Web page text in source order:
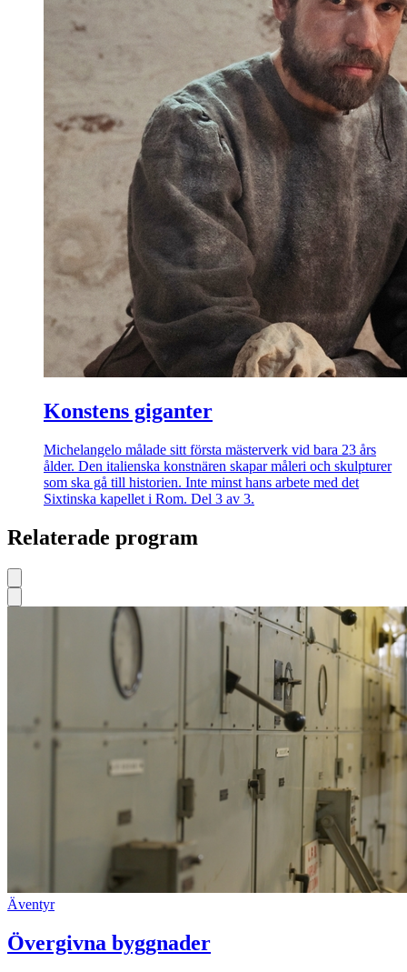
Konstens giganter
Michelangelo målade sitt första mästerverk vid bara 23 års
ålder. Den italienska konstnären skapar måleri och skulpturer
som ska gå till historien. Inte minst hans arbete med det
Sixtinska kapellet i Rom. Del 3 av 3.
Relaterade program
Äventyr
Övergivna byggnader